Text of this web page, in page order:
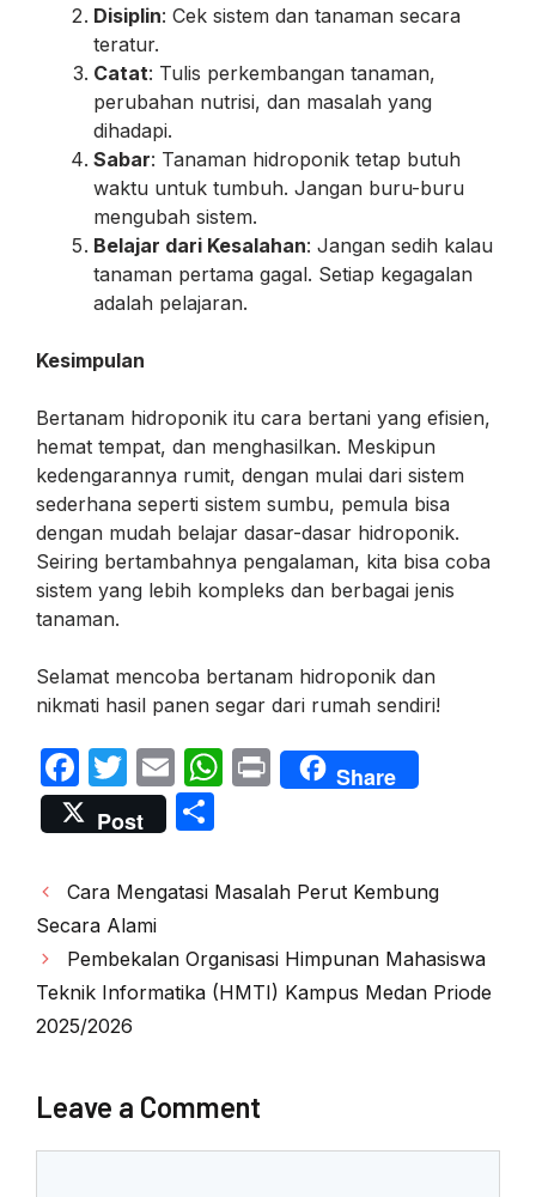
Disiplin: Cek sistem dan tanaman secara
teratur.
Catat: Tulis perkembangan tanaman,
perubahan nutrisi, dan masalah yang
dihadapi.
Sabar: Tanaman hidroponik tetap butuh
waktu untuk tumbuh. Jangan buru-buru
mengubah sistem.
Belajar dari Kesalahan: Jangan sedih kalau
tanaman pertama gagal. Setiap kegagalan
adalah pelajaran.
Kesimpulan
Bertanam hidroponik itu cara bertani yang efisien,
hemat tempat, dan menghasilkan. Meskipun
kedengarannya rumit, dengan mulai dari sistem
sederhana seperti sistem sumbu, pemula bisa
dengan mudah belajar dasar-dasar hidroponik.
Seiring bertambahnya pengalaman, kita bisa coba
sistem yang lebih kompleks dan berbagai jenis
tanaman.
Selamat mencoba bertanam hidroponik dan
nikmati hasil panen segar dari rumah sendiri!
F
a
c
e
b
o
o
k
T
w
itt
er
E
m
ail
W
s
p
p
P
ri
Share
Post
ar
Post
navigation
Cara Mengatasi Masalah Perut Kembung
Secara Alami
Pembekalan Organisasi Himpunan Mahasiswa
Teknik Informatika (HMTI) Kampus Medan Priode
2025/2026
Leave a Comment